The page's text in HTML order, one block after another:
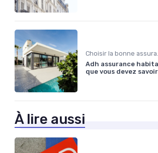
Adh assurance
que vous devez savoir
À lire aussi